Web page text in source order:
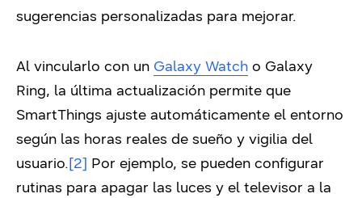
sugerencias personalizadas para mejorar.
Al vincularlo con un Galaxy Watch o Galaxy
Ring, la última actualización permite que
SmartThings ajuste automáticamente el entorno
según las horas reales de sueño y vigilia del
usuario.[2] Por ejemplo, se pueden configurar
rutinas para apagar las luces y el televisor a la